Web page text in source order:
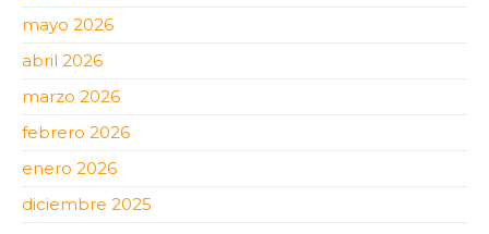
mayo 2026
abril 2026
marzo 2026
febrero 2026
enero 2026
diciembre 2025